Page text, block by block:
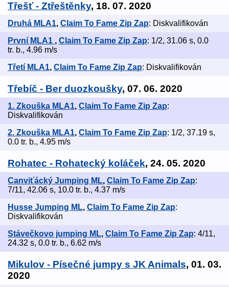
Třešť - Ztřeštěnky, 18. 07. 2020
Druhá MLA1, Claim To Fame Zip Zap: Diskvalifikován
První MLA1 , Claim To Fame Zip Zap: 1/2, 31.06 s, 0.0
tr. b., 4.96 m/s
Třetí MLA1, Claim To Fame Zip Zap: Diskvalifikován
Třebíč - Ber duozkoušky, 07. 06. 2020
1. Zkouška MLA1, Claim To Fame Zip Zap:
Diskvalifikován
2. Zkouška MLA1, Claim To Fame Zip Zap: 1/2, 37.19 s,
0.0 tr. b., 4.95 m/s
Rohatec - Rohatecký koláček, 24. 05. 2020
Canviťácký Jumping ML, Claim To Fame Zip Zap:
7/11, 42.06 s, 10.0 tr. b., 4.37 m/s
Husse Jumping ML, Claim To Fame Zip Zap:
Diskvalifikován
Stávečkovo jumping ML, Claim To Fame Zip Zap: 4/11,
24.32 s, 0.0 tr. b., 6.62 m/s
Mikulov - Písečné jumpy s JK Animals, 01. 03.
2020